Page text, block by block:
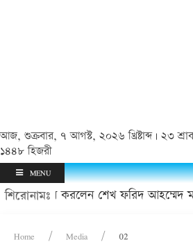
আজ, শুক্রবার, ৭ আগস্ট, ২০২৬ খ্রিষ্টাব্দ | ২৩
১৪৪৮ হিজরী
MENU
শিরোনামঃ
উদ্বোধন করলেন শেখ ফরিদ আহম্মেদ
Home Media 02